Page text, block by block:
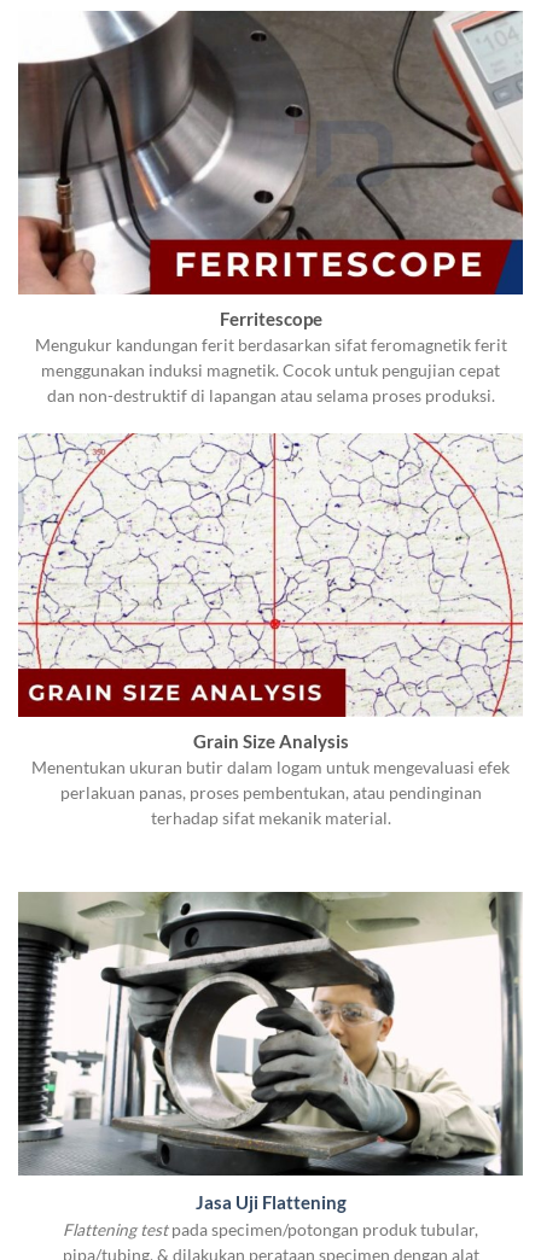
Ferritescope
Mengukur kandungan ferit berdasarkan sifat feromagnetik ferit
menggunakan induksi magnetik. Cocok untuk pengujian cepat
dan non-destruktif di lapangan atau selama proses produksi.
Grain Size Analysis
Menentukan ukuran butir dalam logam untuk mengevaluasi efek
perlakuan panas, proses pembentukan, atau pendinginan
terhadap sifat mekanik material.
Jasa Uji Flattening
Flattening testpada specimen/potongan produk tubular,
pipa/tubing, & dilakukan perataan specimen dengan alat